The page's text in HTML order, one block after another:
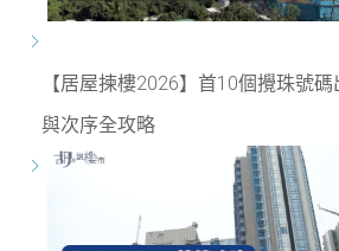
【居屋揀樓2026】首10個攪珠號
與次序全攻略